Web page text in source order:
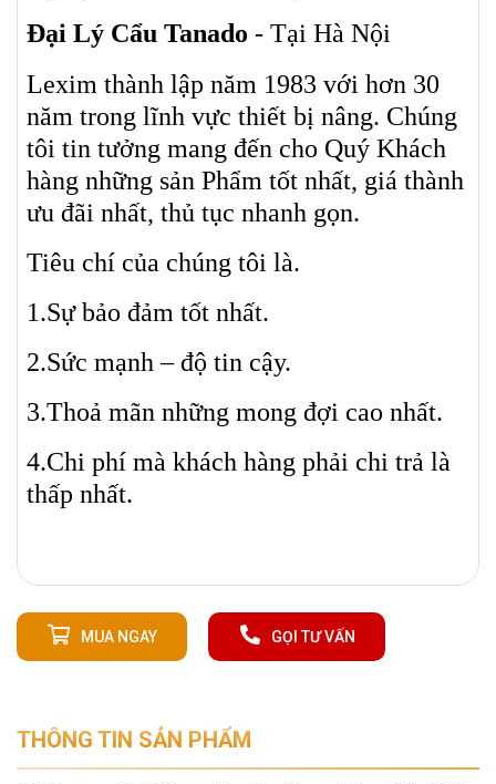
Đại Lý Cẩu Tanado - Tại Hà Nội
Lexim thành lập năm 1983 với hơn 30
năm trong lĩnh vực thiết bị nâng. Chúng
tôi tin tưởng mang đến cho Quý Khách
hàng những sản Phẩm tốt nhất, giá thành
ưu đãi nhất, thủ tục nhanh gọn.
Tiêu chí của chúng tôi là.
1.Sự bảo đảm tốt nhất.
2.Sức mạnh – độ tin cậy.
3.Thoả mãn những mong đợi cao nhất.
4.Chi phí mà khách hàng phải chi trả là
thấp nhất.
MUA NGAY GỌI TƯ VẤN
THÔNG TIN SẢN PHẨM